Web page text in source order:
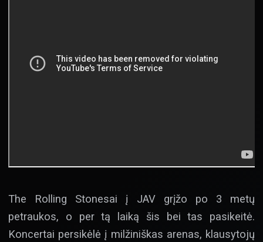
The Rolling Stonesai į JAV grįžo po 3 metų
petraukos, o per tą laiką šis bei tas pasikeitė.
Koncertai persikėlė į milžiniškas arenas, klausytojų